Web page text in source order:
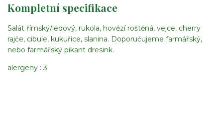
Kompletní specifikace
Salát římský/ledový, rukola, hovězí roštěná, vejce, cherry
rajče, cibule, kukuřice, slanina. Doporučujeme farmářský,
nebo farmářský pikant dresink.
alergeny : 3